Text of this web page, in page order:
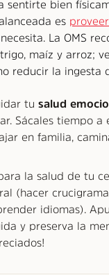
sentirte bien
es
La OMS
maíz y arroz;
reducir la ingesta
tu salud
Sácales tiempo a
en familia,
la salud de tu
(hacer
idiomas).
y preserva la